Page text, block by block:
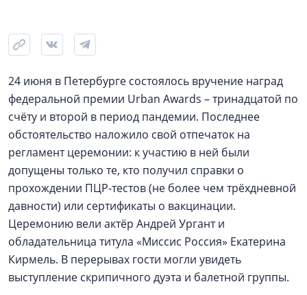
24 июня в Петербурге состоялось вручение наград
федеральной премии Urban Awards – тринадцатой по
счёту и второй в период пандемии. Последнее
обстоятельство наложило свой отпечаток на
регламент церемонии: к участию в ней были
допущены только те, кто получил справки о
прохождении ПЦР-тестов (не более чем трёхдневной
давности) или сертификаты о вакцинации.
Церемонию вели актёр Андрей Ургант и
обладательница титула «Миссис Россия» Екатерина
Кирмель. В перерывах гости могли увидеть
выступление скрипичного дуэта и балетной группы.